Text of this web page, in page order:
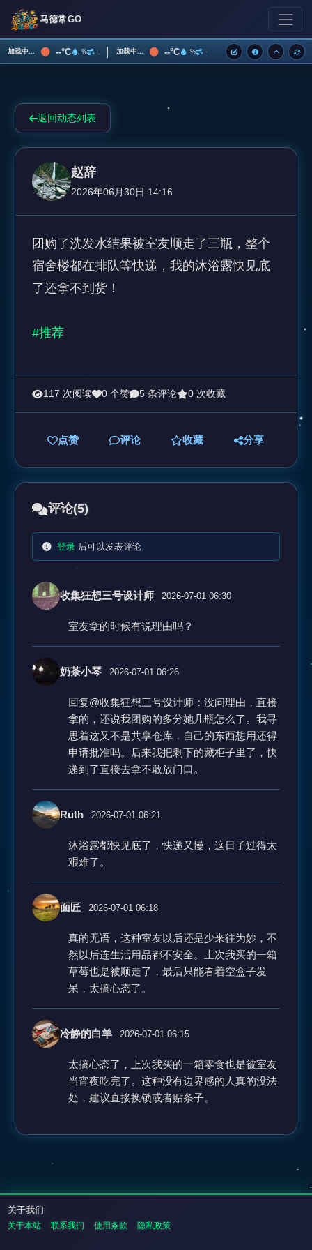
马德常GO
加载中... --°C --% -- | 加载中... --°C --% --
返回动态列表
赵辞
2026年06月30日 14:16
团购了洗发水结果被室友顺走了三瓶，整个
宿舍楼都在排队等快递，我的沐浴露快见底
了还拿不到货！
#推荐
117 次阅读 0 个赞 5 条评论 0 次收藏
点赞 评论 收藏 分享
评论(5)
登录后可以发表评论
收集狂想三号设计师 2026-07-01 06:30
室友拿的时候有说理由吗？
奶茶小琴 2026-07-01 06:26
回复@收集狂想三号设计师：没问理由，直接
拿的，还说我团购的多分她几瓶怎么了。我寻
思着这又不是共享仓库，自己的东西想用还得
申请批准吗。后来我把剩下的藏柜子里了，快
递到了直接去拿不敢放门口。
Ruth 2026-07-01 06:21
沐浴露都快见底了，快递又慢，这日子过得太
艰难了。
面匠 2026-07-01 06:18
真的无语，这种室友以后还是少来往为妙，不
然以后连生活用品都不安全。上次我买的一箱
草莓也是被顺走了，最后只能看着空盒子发
呆，太搞心态了。
冷静的白羊 2026-07-01 06:15
太搞心态了，上次我买的一箱零食也是被室友
当宵夜吃完了。这种没有边界感的人真的没法
处，建议直接换锁或者贴条子。
关于我们
关于本站 联系我们 使用条款 隐私政策